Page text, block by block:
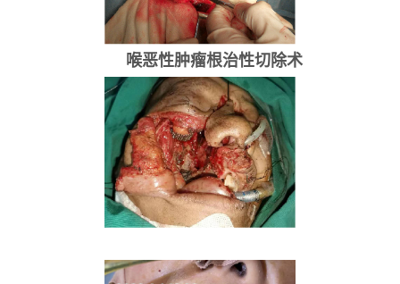
喉恶性肿瘤根治性切除术